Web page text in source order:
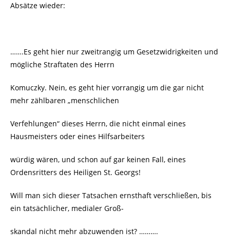
Absätze wieder:
…….Es geht hier nur zweitrangig um Gesetzwidrigkeiten und
mögliche Straftaten des Herrn
Komuczky. Nein, es geht hier vorrangig um die gar nicht
mehr zählbaren „menschlichen
Verfehlungen“ dieses Herrn, die nicht einmal eines
Hausmeisters oder eines Hilfsarbeiters
würdig wären, und schon auf gar keinen Fall, eines
Ordensritters des Heiligen St. Georgs!
Will man sich dieser Tatsachen ernsthaft verschließen, bis
ein tatsächlicher, medialer Groß-
skandal nicht mehr abzuwenden ist? ……….